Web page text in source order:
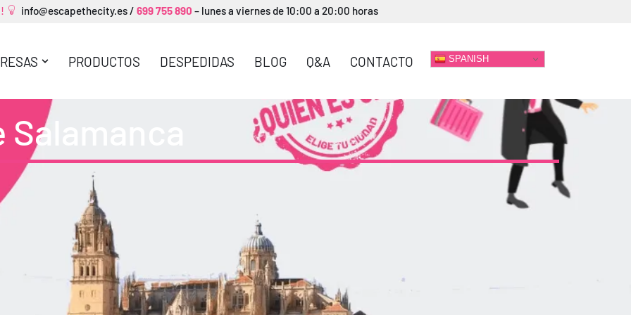
info@escapethecity.es/ 699 755 890 – lunes a viernes de 10:00 a 20:00 horas
PRODUCTOS DESPEDIDAS BLOG Q&A CONTACTO SPANISH